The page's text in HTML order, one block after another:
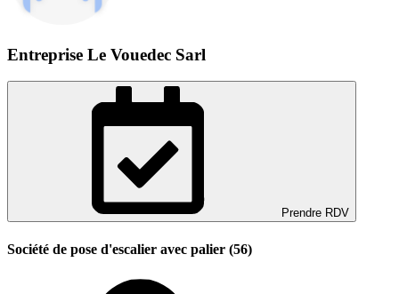
Entreprise Le Vouedec Sarl
Prendre RDV
Société de pose d'escalier avec palier (56)